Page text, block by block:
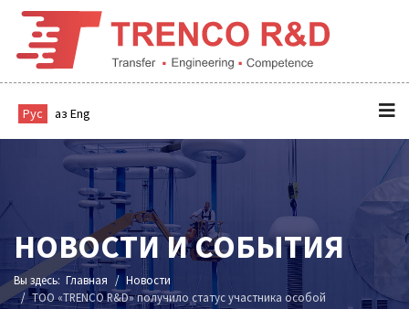
Рус Қаз Eng
НОВОСТИ И СОБЫТИЯ
Вы здесь: Главная
Новости
ТОО «TRENCO R&D» получило статус участника особой